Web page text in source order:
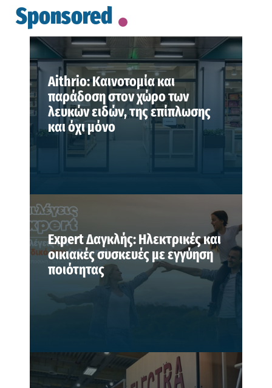
Sponsored
Aithrio: Καινοτομία και
παράδοση στον χώρο των
λευκών ειδών, της επίπλωσης
και όχι μόνο
Expert Δαγκλής: Ηλεκτρικές και
οικιακές συσκευές με εγγύηση
ποιότητας